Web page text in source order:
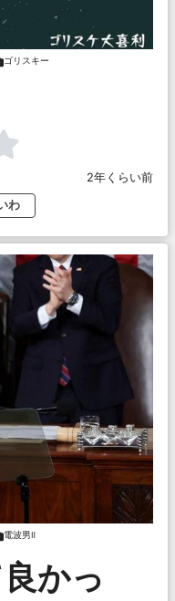
ゴリスキー
2年くらい前
わ
電波男Ⅱ
かっ